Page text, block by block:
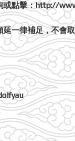
或點擊：http://
一律補足，不會